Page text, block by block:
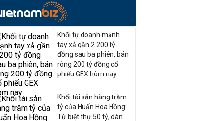
Khối tự doanh mạnh
tay xả gần 2.200 tỷ
đồng sau ba phiên, bán
ròng 200 tỷ đồng cổ
phiếu GEX hôm nay
Khối tài sản hàng trăm
tỷ của Huấn Hoa Hồng:
Từ biệt thự 50 tỷ, dàn